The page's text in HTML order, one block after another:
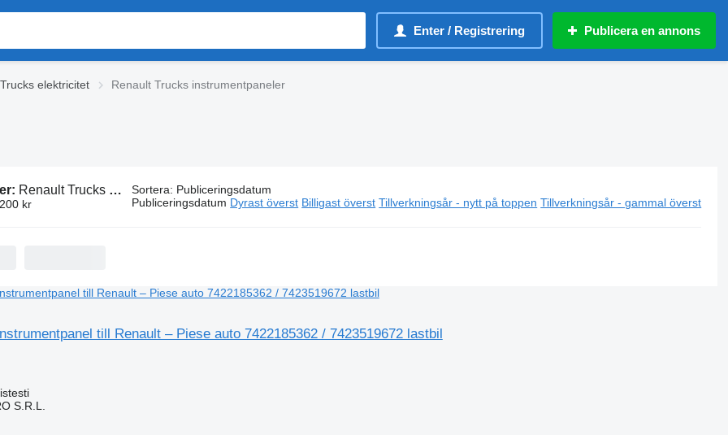
Enter / Registrering Publicera en annons
elektricitet Renault Trucks instrumentpaneler
Renault Trucks instrumentpaneler
kr
Sortera: Publiceringsdatum
Publiceringsdatum Dyrast överst Billigast överst Tillverkningsår - nytt på toppen Tillverkningsår - gammal överst
till Renault – Piese auto 7422185362 / 7423519672 lastbil
S.R.L.